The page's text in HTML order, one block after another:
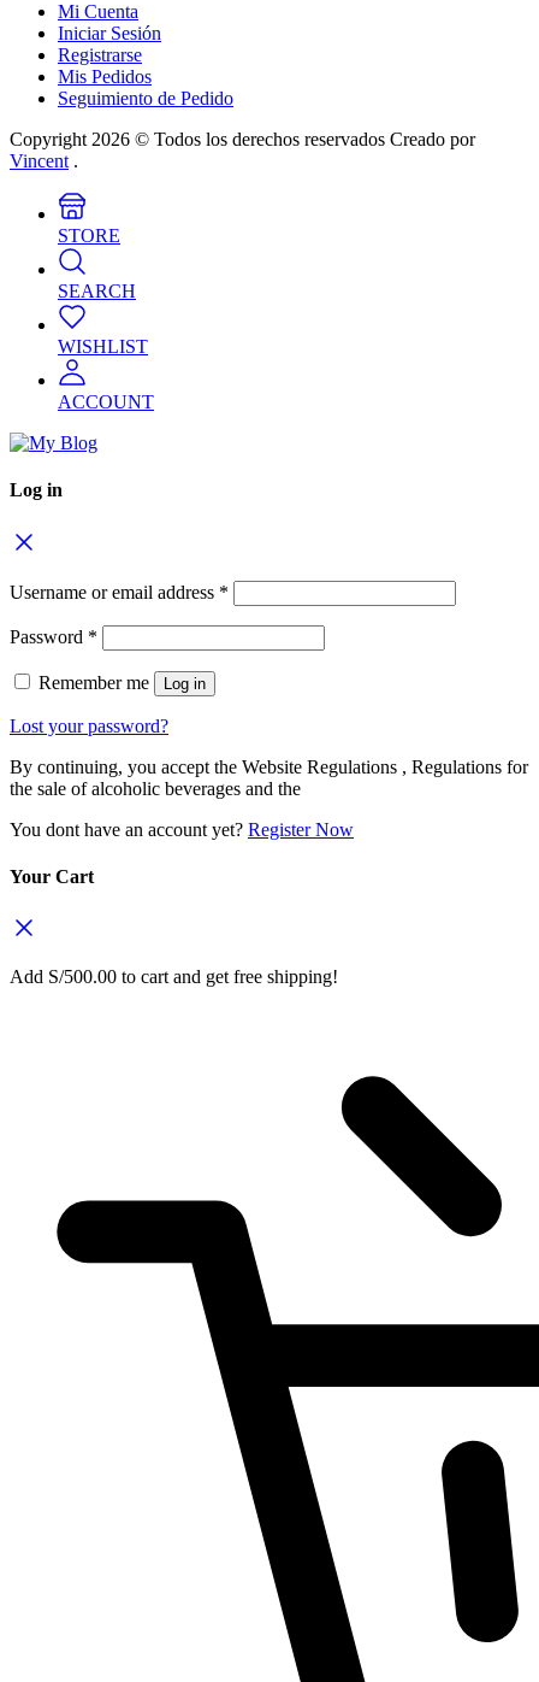
Mi Cuenta
Iniciar Sesión
Registrarse
Mis Pedidos
Seguimiento de Pedido
Copyright 2026 © Todos los derechos reservados Creado por
Vincent .
STORE
SEARCH
WISHLIST
ACCOUNT
Log in
Username or email address *
Password *
Remember me Log in
Lost your password?
By continuing, you accept the Website Regulations , Regulations for
the sale of alcoholic beverages and the
You dont have an account yet? Register Now
Your Cart
Add S/500.00 to cart and get free shipping!